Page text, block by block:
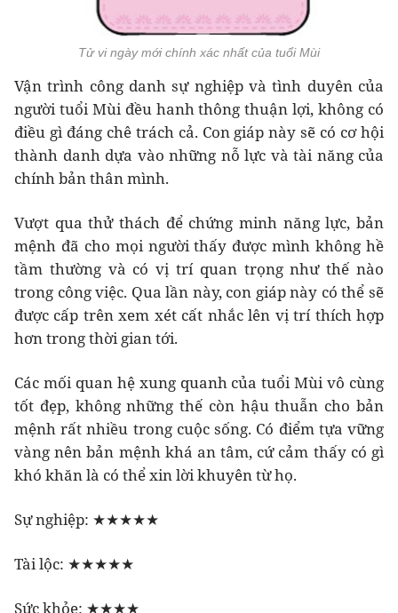
Tử vi ngày mới chính xác nhất của tuổi Mùi
Vận trình công danh sự nghiệp và tình duyên của
người tuổi Mùi đều hanh thông thuận lợi, không có
điều gì đáng chê trách cả. Con giáp này sẽ có cơ hội
thành danh dựa vào những nỗ lực và tài năng của
chính bản thân mình.
Vượt qua thử thách để chứng minh năng lực, bản
mệnh đã cho mọi người thấy được mình không hề
tầm thường và có vị trí quan trọng như thế nào
trong công việc. Qua lần này, con giáp này có thể sẽ
được cấp trên xem xét cất nhắc lên vị trí thích hợp
hơn trong thời gian tới.
Các mối quan hệ xung quanh của tuổi Mùi vô cùng
tốt đẹp, không những thế còn hậu thuẫn cho bản
mệnh rất nhiều trong cuộc sống. Có điểm tựa vững
vàng nên bản mệnh khá an tâm, cứ cảm thấy có gì
khó khăn là có thể xin lời khuyên từ họ.
Sự nghiệp: ★★★★★
Tài lộc: ★★★★★
Sức khỏe: ★★★★